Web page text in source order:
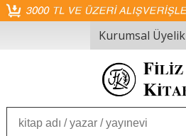
Kurumsal Üyelik